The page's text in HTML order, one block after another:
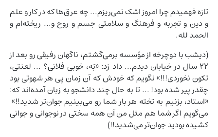
تازه فهمیدم چرا امروز اشک نمی‌ریزم... چه عرق‌ها که در کار و علم
و دین و تجربه و فرهنگ و سلامتی جسم و روح و... ریخته‌ام و
الحمد لله.
(دیشب با دوچرخه از مؤسسه برمی‌گشتم، ناگهان رفیقی رو بعد از
۲۲ سال در خیابان دیدم... داد زد: «بَه، خوبی فلانی؟ ... لعنتی،
تکون نخوردی!!!» نگویم که خودش که آن زمان پی هر شهوتی بود
چقدر پیر شده بود! ... تا به حال چند دانشجو به زبان آمده‌اند که:
«استاد، بزنیم به تخته هر بار شما رو می‌بینیم جوان‌تر شدید!!»
می‌گویم اگر شما هم مثل من آن همه سختی در نوجوانی و جوانی
کشیده بودید جوان‌تر می‌شدید!!)